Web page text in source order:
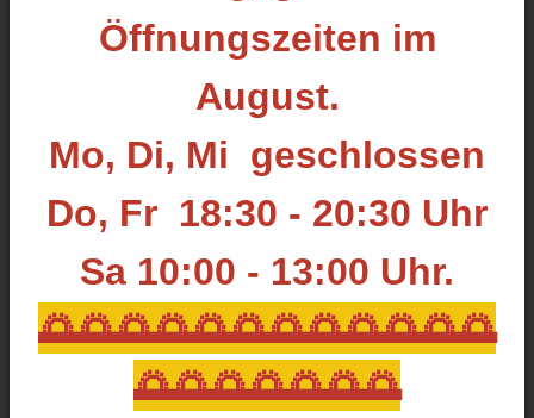
Öffnungszeiten im
August.
Mo, Di, Mi geschlossen
Do, Fr 18:30 - 20:30 Uhr
Sa 10:00 - 13:00 Uhr.
🌅🌅🌅🌅🌅🌅🌅🌅🌅🌅🌅🌅
🌅🌅🌅🌅🌅🌅🌅